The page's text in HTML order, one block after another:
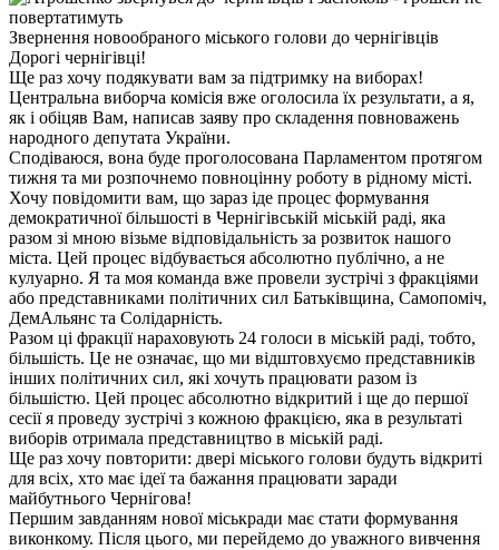
Звернення новообраного міського голови до чернігівців
Дорогі чернігівці!
Ще раз хочу подякувати вам за підтримку на виборах!
Центральна виборча комісія вже оголосила їх результати, а я,
як і обіцяв Вам, написав заяву про складення повноважень
народного депутата України.
Сподіваюся, вона буде проголосована Парламентом протягом
тижня та ми розпочнемо повноцінну роботу в рідному місті.
Хочу повідомити вам, що зараз іде процес формування
демократичної більшості в Чернігівській міській раді, яка
разом зі мною візьме відповідальність за розвиток нашого
міста. Цей процес відбувається абсолютно публічно, а не
кулуарно. Я та моя команда вже провели зустрічі з фракціями
або представниками політичних сил Батьківщина, Самопоміч,
ДемАльянс та Солідарність.
Разом ці фракції нараховують 24 голоси в міській раді, тобто,
більшість. Це не означає, що ми відштовхуємо представників
інших політичних сил, які хочуть працювати разом із
більшістю. Цей процес абсолютно відкритий і ще до першої
сесії я проведу зустрічі з кожною фракцією, яка в результаті
виборів отримала представництво в міській раді.
Ще раз хочу повторити: двері міського голови будуть відкриті
для всіх, хто має ідеї та бажання працювати заради
майбутнього Чернігова!
Першим завданням нової міськради має стати формування
виконкому. Після цього, ми перейдемо до уважного вивчення